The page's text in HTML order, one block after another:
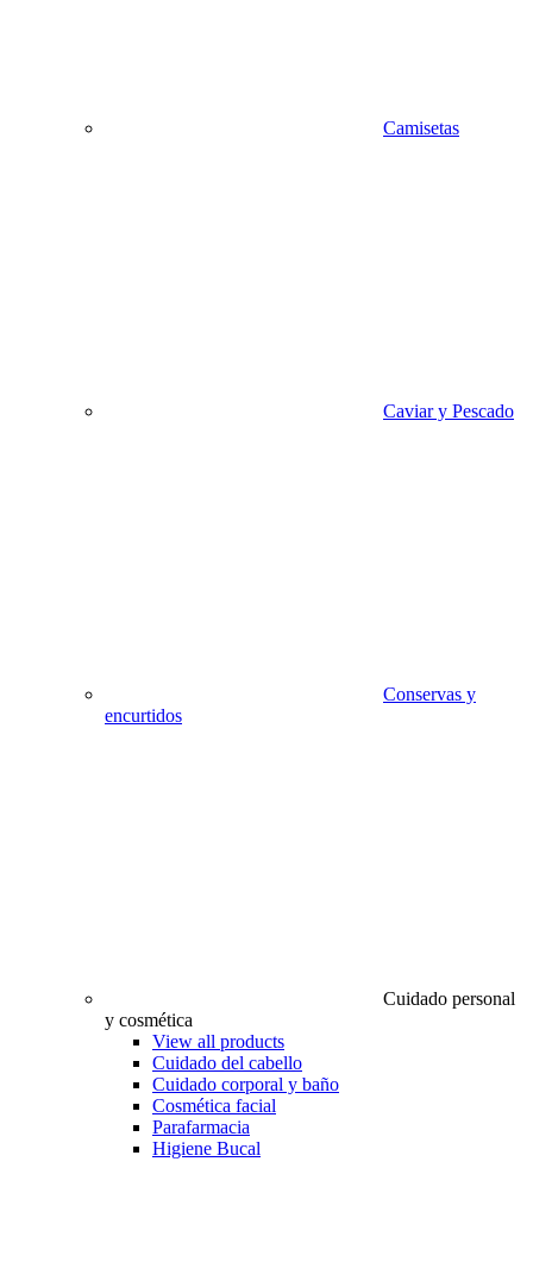
Camisetas
Caviar y Pescado
Conservas y
encurtidos
Cuidado personal
y cosmética
View all products
Cuidado del cabello
Cuidado corporal y baño
Cosmética facial
Parafarmacia
Higiene Bucal